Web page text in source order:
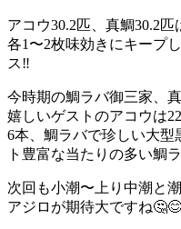
アコウ30.2匹、真鯛30.2
各1〜2枚味効きにキープ
ス‼️
今時期の鯛ラバ御三家、
嬉しいゲストのアコウは
6本、鯛ラバで珍しい大型
ト豊富な当たりの多い鯛
次回も小潮〜上り中潮と
アジロが期待大ですね🤔😊